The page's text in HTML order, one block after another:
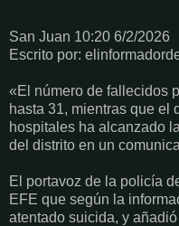
San Juan 10:20 6/2/2026
Escrito por:
«El número de fallecidos
hasta 31, mientras que el
hospitales ha alcanzado
del distrito en un
El portavoz de la policía
EFE que según la
atentado suicida, y